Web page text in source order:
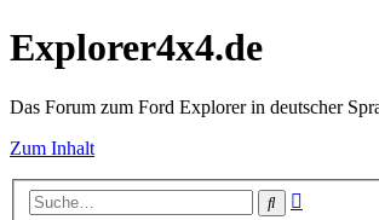
Explorer4x4.de
Das Forum zum Ford Explorer in deutscher
Zum Inhalt
Suche